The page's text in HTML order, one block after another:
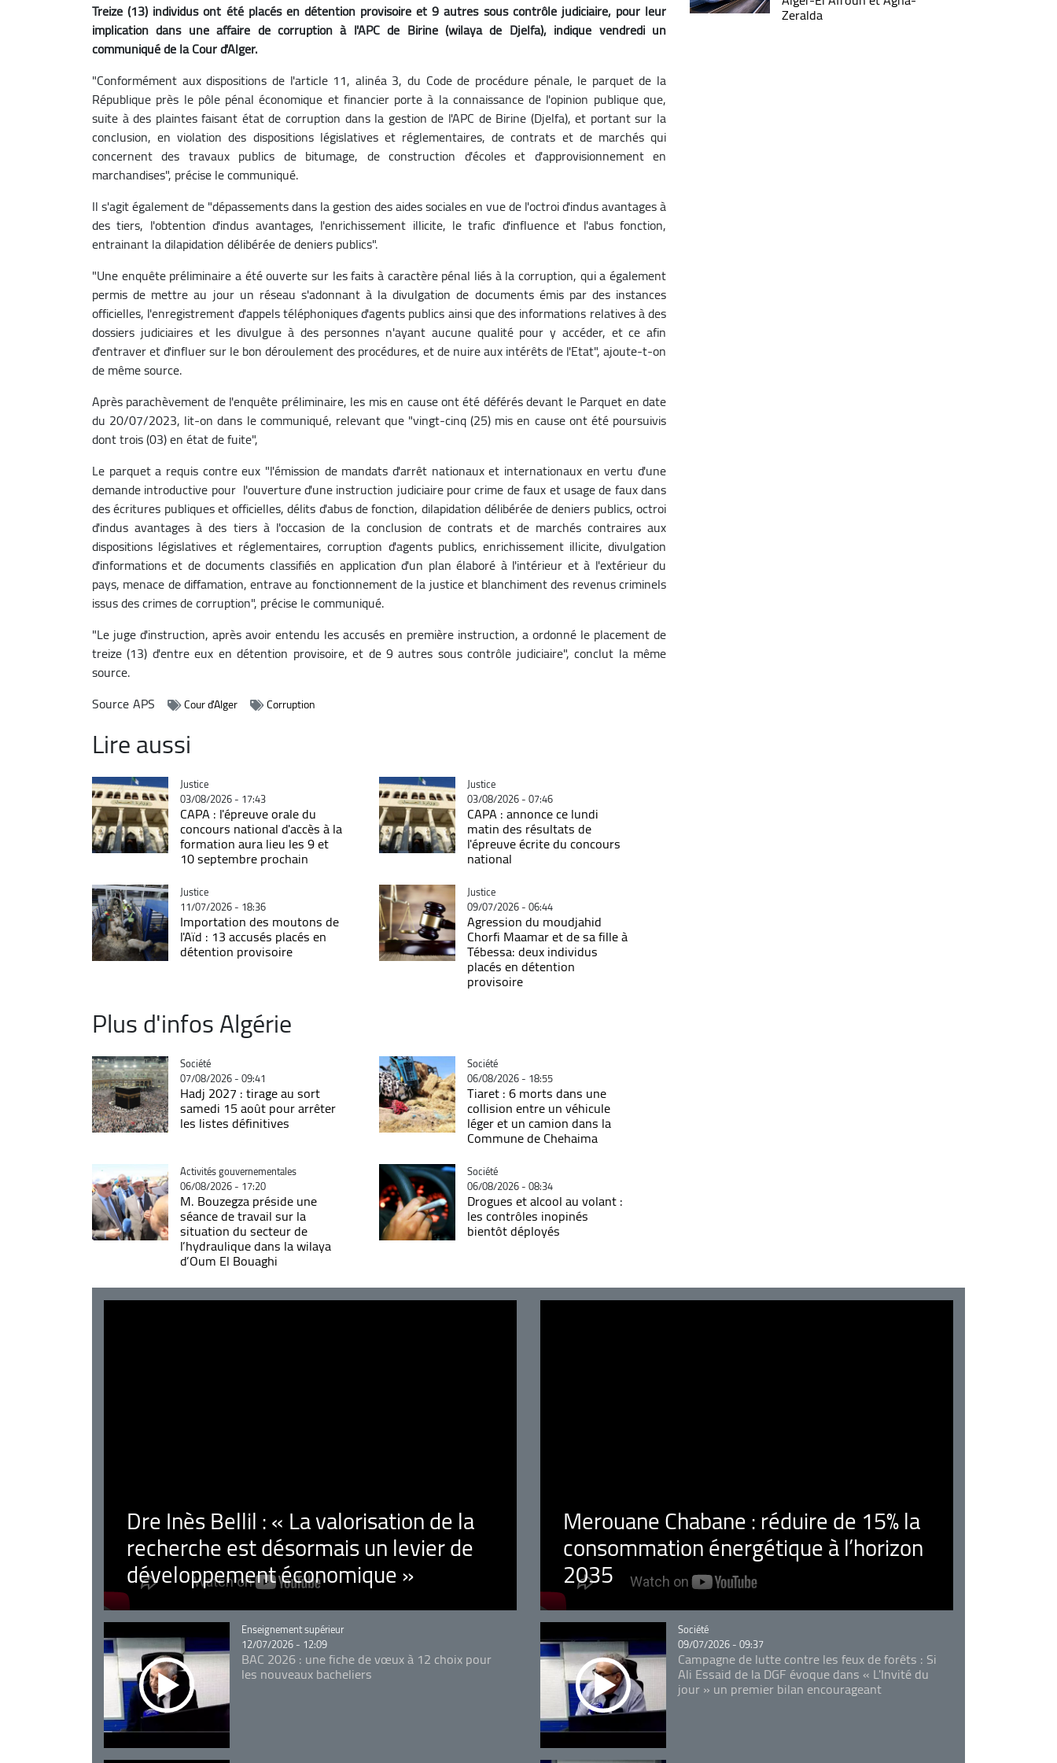
Treize (13) individus ont été placés en détention provisoire et 9 autres sous contrôle judiciaire, pour leur
implication dans une affaire de corruption à l'APC de Birine (wilaya de Djelfa), indique vendredi un
communiqué de la Cour d'Alger.
"Conformément aux dispositions de l'article 11, alinéa 3, du Code de procédure pénale, le parquet de la
République près le pôle pénal économique et financier porte à la connaissance de l'opinion publique que,
suite à des plaintes faisant état de corruption dans la gestion de l'APC de Birine (Djelfa), et portant sur la
conclusion, en violation des dispositions législatives et réglementaires, de contrats et de marchés qui
concernent des travaux publics de bitumage, de construction d'écoles et d'approvisionnement en
marchandises", précise le communiqué.
Il s'agit également de "dépassements dans la gestion des aides sociales en vue de l'octroi d'indus avantages à
des tiers, l'obtention d'indus avantages, l'enrichissement illicite, le trafic d'influence et l'abus fonction,
entrainant la dilapidation délibérée de deniers publics".
"Une enquête préliminaire a été ouverte sur les faits à caractère pénal liés à la corruption, qui a également
permis de mettre au jour un réseau s'adonnant à la divulgation de documents émis par des instances
officielles, l'enregistrement d'appels téléphoniques d'agents publics ainsi que des informations relatives à des
dossiers judiciaires et les divulgue à des personnes n'ayant aucune qualité pour y accéder, et ce afin
d'entraver et d'influer sur le bon déroulement des procédures, et de nuire aux intérêts de l'Etat", ajoute-t-on
de même source.
Après parachèvement de l'enquête préliminaire, les mis en cause ont été déférés devant le Parquet en date
du 20/07/2023, lit-on dans le communiqué, relevant que "vingt-cinq (25) mis en cause ont été poursuivis
dont trois (03) en état de fuite",
Le parquet a requis contre eux "l'émission de mandats d'arrêt nationaux et internationaux en vertu d'une
demande introductive pour l'ouverture d'une instruction judiciaire pour crime de faux et usage de faux dans
des écritures publiques et officielles, délits d'abus de fonction, dilapidation délibérée de deniers publics, octroi
d'indus avantages à des tiers à l'occasion de la conclusion de contrats et de marchés contraires aux
dispositions législatives et réglementaires, corruption d'agents publics, enrichissement illicite, divulgation
d'informations et de documents classifiés en application d'un plan élaboré à l'intérieur et à l'extérieur du
pays, menace de diffamation, entrave au fonctionnement de la justice et blanchiment des revenus criminels
issus des crimes de corruption", précise le communiqué.
"Le juge d'instruction, après avoir entendu les accusés en première instruction, a ordonné le placement de
treize (13) d'entre eux en détention provisoire, et de 9 autres sous contrôle judiciaire", conclut la même
source.
SourceAPS Cour d'Alger Corruption
Lire aussi
Catégorie
Justice
03/08/2026 - 17:43
CAPA : l'épreuve orale du
concours national d'accès à la
formation aura lieu les 9 et
10 septembre prochain
Catégorie
Justice
03/08/2026 - 07:46
CAPA : annonce ce lundi
matin des résultats de
l'épreuve écrite du concours
national
Catégorie
Justice
11/07/2026 - 18:36
Importation des moutons de
l'Aïd : 13 accusés placés en
détention provisoire
Catégorie
Justice
09/07/2026 - 06:44
Agression du moudjahid
Chorfi Maamar et de sa fille à
Tébessa: deux individus
placés en détention
provisoire
Plus d'infos Algérie
Catégorie
Société
07/08/2026 - 09:41
Hadj 2027 : tirage au sort
samedi 15 août pour arrêter
les listes définitives
Catégorie
Société
06/08/2026 - 18:55
Tiaret : 6 morts dans une
collision entre un véhicule
léger et un camion dans la
Commune de Chehaima
Catégorie
Activités gouvernementales
06/08/2026 - 17:20
M. Bouzegza préside une
séance de travail sur la
situation du secteur de
l’hydraulique dans la wilaya
d’Oum El Bouaghi
Catégorie
Société
06/08/2026 - 08:34
Drogues et alcool au volant :
les contrôles inopinés
bientôt déployés
Zeralda
Dre Inès Bellil : « La valorisation de la
recherche est désormais un levier de
développement économique »
Merouane Chabane : réduire de 15% la
consommation énergétique à l’horizon
2035
Catégorie
Enseignement supérieur
12/07/2026 - 12:09
BAC 2026 : une fiche de vœux à 12 choix pour
les nouveaux bacheliers
Catégorie
Société
09/07/2026 - 09:37
Campagne de lutte contre les feux de forêts : Si
Ali Essaid de la DGF évoque dans « L'Invité du
jour » un premier bilan encourageant